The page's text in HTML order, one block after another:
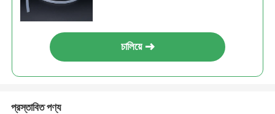
চালিয়ে
প্রস্তাবিত পণ্য